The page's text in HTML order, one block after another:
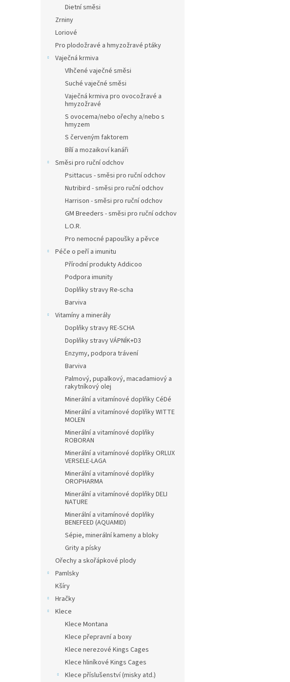
Dietní směsi
Zrniny
Loriové
Pro plodožravé a hmyzožravé ptáky
Vaječná krmiva
Vlhčené vaječné směsi
Suché vaječné směsi
Vaječná krmiva pro ovocožravé a
hmyzožravé
S ovocema/nebo ořechy a/nebo s
hmyzem
S červeným faktorem
Bílí a mozaikoví kanáři
Směsi pro ruční odchov
Psittacus - směsi pro ruční odchov
Nutribird - směsi pro ruční odchov
Harrison - směsi pro ruční odchov
GM Breeders - směsi pro ruční odchov
L.O.R.
Pro nemocné papoušky a pěvce
Péče o peří a imunitu
Přírodní produkty Addicoo
Podpora imunity
Doplňky stravy Re-scha
Barviva
Vitamíny a minerály
Doplňky stravy RE-SCHA
Doplňky stravy VÁPNÍK+D3
Enzymy, podpora trávení
Barviva
Palmový, pupalkový, macadamiový a
rakytníkový olej
Minerální a vitamínové doplňky CéDé
Minerální a vitamínové doplňky WITTE
MOLEN
Minerální a vitamínové doplňky
ROBORAN
Minerální a vitamínové doplňky ORLUX
VERSELE-LAGA
Minerální a vitamínové doplňky
OROPHARMA
Minerální a vitamínové doplňky DELI
NATURE
Minerální a vitamínové doplňky
BENEFEED (AQUAMID)
Sépie, minerální kameny a bloky
Grity a písky
Ořechy a skořápkové plody
Pamlsky
Kšíry
Hračky
Klece
Klece Montana
Klece přepravní a boxy
Klece nerezové Kings Cages
Klece hliníkové Kings Cages
Klece příslušenství (misky atd.)